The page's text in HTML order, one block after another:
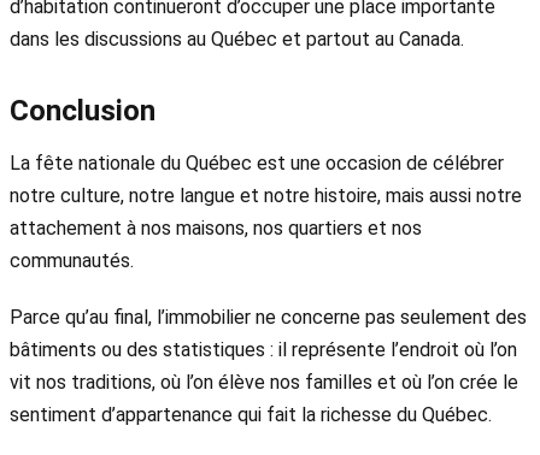
d’habitation continueront d’occuper une place importante
dans les discussions au Québec et partout au Canada.
Conclusion
La fête nationale du Québec est une occasion de célébrer
notre culture, notre langue et notre histoire, mais aussi notre
attachement à nos maisons, nos quartiers et nos
communautés.
Parce qu’au final, l’immobilier ne concerne pas seulement des
bâtiments ou des statistiques : il représente l’endroit où l’on
vit nos traditions, où l’on élève nos familles et où l’on crée le
sentiment d’appartenance qui fait la richesse du Québec.